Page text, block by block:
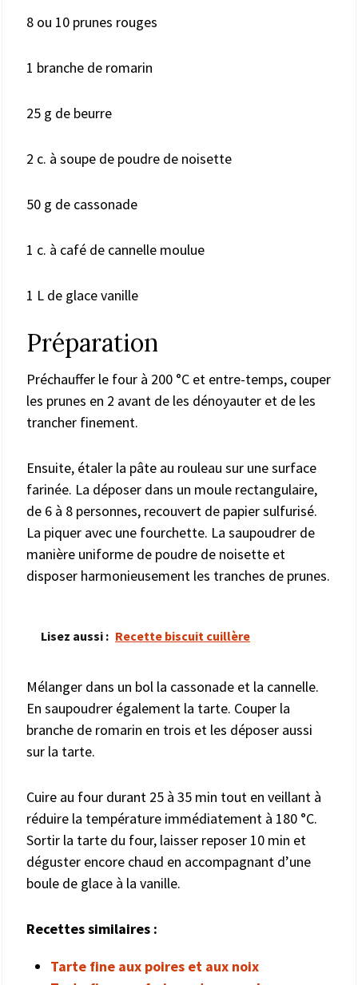
8 ou 10 prunes rouges
1 branche de romarin
25 g de beurre
2 c. à soupe de poudre de noisette
50 g de cassonade
1 c. à café de cannelle moulue
1 L de glace vanille
Préparation
Préchauffer le four à 200 °C et entre-temps, couper
les prunes en 2 avant de les dénoyauter et de les
trancher finement.
Ensuite, étaler la pâte au rouleau sur une surface
farinée. La déposer dans un moule rectangulaire,
de 6 à 8 personnes, recouvert de papier sulfurisé.
La piquer avec une fourchette. La saupoudrer de
manière uniforme de poudre de noisette et
disposer harmonieusement les tranches de prunes.
Lisez aussi : Recette biscuit cuillère
Mélanger dans un bol la cassonade et la cannelle.
En saupoudrer également la tarte. Couper la
branche de romarin en trois et les déposer aussi
sur la tarte.
Cuire au four durant 25 à 35 min tout en veillant à
réduire la température immédiatement à 180 °C.
Sortir la tarte du four, laisser reposer 10 min et
déguster encore chaud en accompagnant d’une
boule de glace à la vanille.
Recettes similaires :
Tarte fine aux poires et aux noix